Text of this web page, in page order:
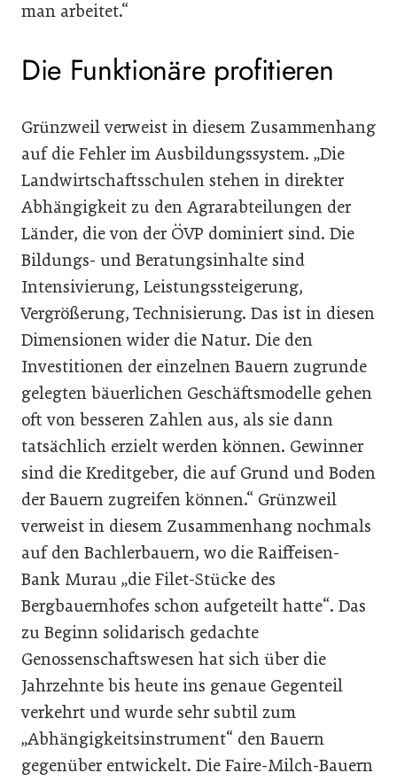
man arbeitet.“
Die Funktionäre profitieren
Grünzweil verweist in diesem Zusammenhang
auf die Fehler im Ausbildungssystem. „Die
Landwirtschaftsschulen stehen in direkter
Abhängigkeit zu den Agrarabteilungen der
Länder, die von der ÖVP dominiert sind. Die
Bildungs- und Beratungsinhalte sind
Intensivierung, Leistungssteigerung,
Vergrößerung, Technisierung. Das ist in diesen
Dimensionen wider die Natur. Die den
Investitionen der einzelnen Bauern zugrunde
gelegten bäuerlichen Geschäftsmodelle gehen
oft von besseren Zahlen aus, als sie dann
tatsächlich erzielt werden können. Gewinner
sind die Kreditgeber, die auf Grund und Boden
der Bauern zugreifen können.“ Grünzweil
verweist in diesem Zusammenhang nochmals
auf den Bachlerbauern, wo die Raiffeisen-
Bank Murau „die Filet-Stücke des
Bergbauernhofes schon aufgeteilt hatte“. Das
zu Beginn solidarisch gedachte
Genossenschaftswesen hat sich über die
Jahrzehnte bis heute ins genaue Gegenteil
verkehrt und wurde sehr subtil zum
„Abhängigkeitsinstrument“ den Bauern
gegenüber entwickelt. Die Faire-Milch-Bauern